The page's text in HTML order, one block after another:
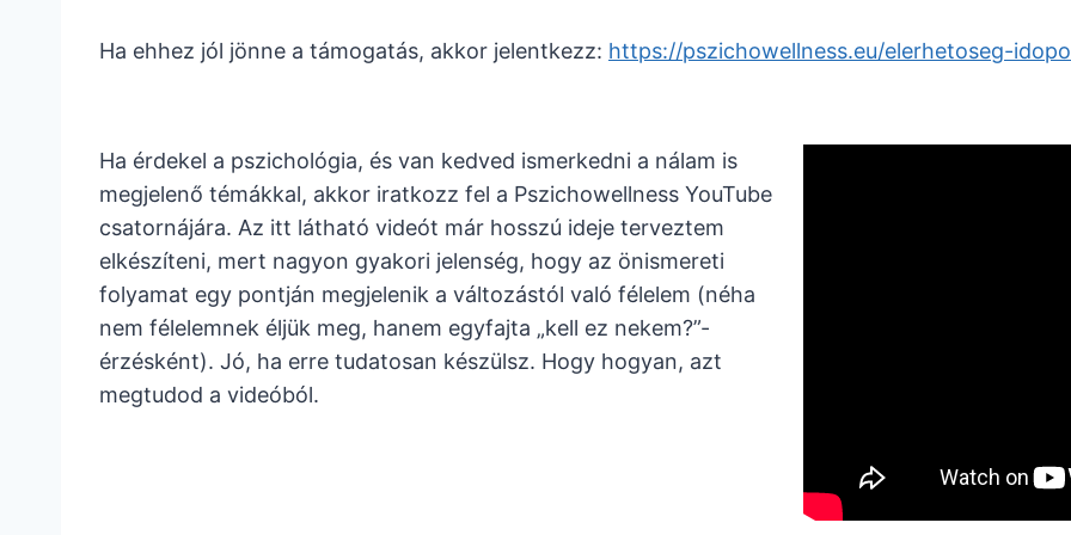
Ha ehhez jól jönne a támogatás, akkor jelentkezz: https://pszichowellness.eu/elerhetoseg-
Ha érdekel a pszichológia, és van kedved ismerkedni a nálam is
megjelenő témákkal, akkor iratkozz fel a Pszichowellness YouTube
csatornájára. Az itt látható videót már hosszú ideje terveztem
elkészíteni, mert nagyon gyakori jelenség, hogy az önismereti
folyamat egy pontján megjelenik a változástól való félelem (néha
nem félelemnek éljük meg, hanem egyfajta „kell ez nekem?”-
érzésként). Jó, ha erre tudatosan készülsz. Hogy hogyan, azt
megtudod a videóból.